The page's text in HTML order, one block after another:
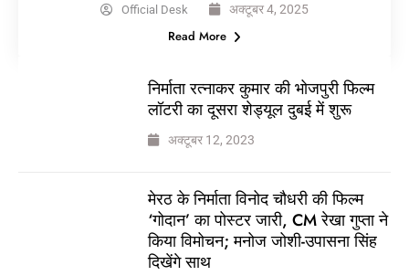
Official Desk अक्टूबर 4, 2025
Read More
निर्माता रत्नाकर कुमार की भोजपुरी फिल्म
लॉटरी का दूसरा शेड्यूल दुबई में शुरू
अक्टूबर 12, 2023
मेरठ के निर्माता विनोद चौधरी की फिल्म
‘गोदान’ का पोस्टर जारी, CM रेखा गुप्ता ने
किया विमोचन; मनोज जोशी-उपासना सिंह
दिखेंगे साथ